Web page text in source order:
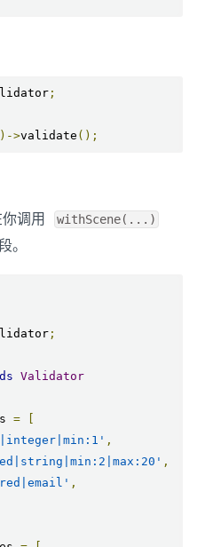
;
)->validate ();
调用 withScene(...)
。
;
Validator
=
,
,
,